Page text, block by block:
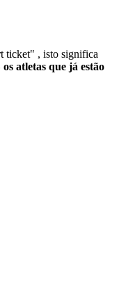
ticket" , isto significa
atletas que já estão